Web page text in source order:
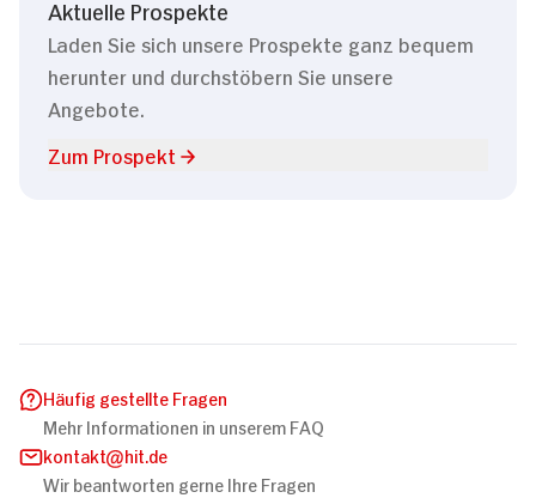
Aktuelle Prospekte
Laden Sie sich unsere Prospekte ganz bequem
herunter und durchstöbern Sie unsere
Angebote.
Zum Prospekt
Häufig gestellte Fragen
Mehr Informationen in unserem FAQ
kontakt
hit.de
Wir beantworten gerne Ihre Fragen